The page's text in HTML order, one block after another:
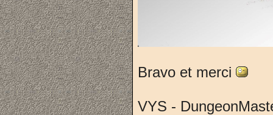
Bravo et merci
VYS -